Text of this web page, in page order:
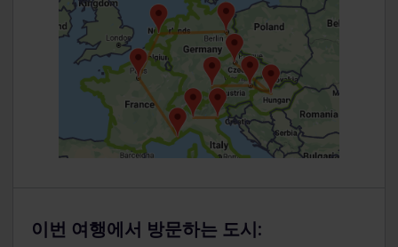
이번 여행에서 방문하는 도시: